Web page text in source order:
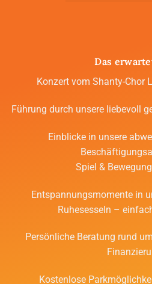
Das
Konzert vom Shanty-Chor
Führung durch unsere liebevoll
Einblicke in unsere
Spiel &
Entspannungsmomente in
Ruhesesseln –
Persönliche Beratung rund
Kostenlose